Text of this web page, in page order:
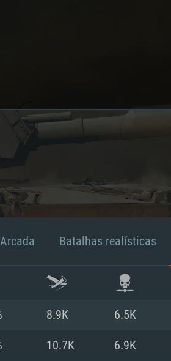
Batalhas realísticas
8.9K 6.5K
10.7K 6.9K